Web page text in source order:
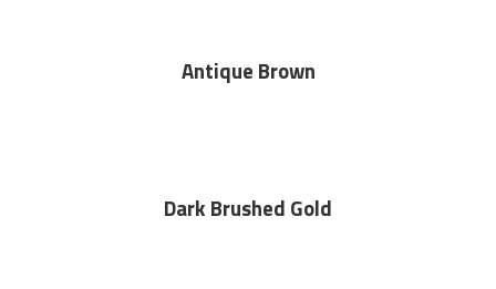
Antique Brown
Dark Brushed Gold